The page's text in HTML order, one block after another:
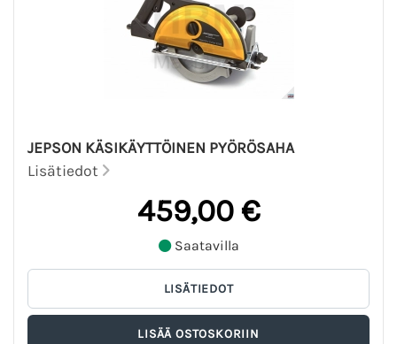
JEPSON KÄSIKÄYTTÖINEN PYÖRÖSAHA
Lisätiedot
459,00 €
Saatavilla